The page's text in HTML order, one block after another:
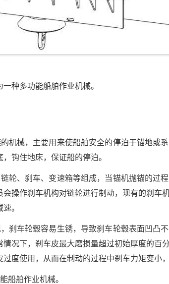
种多功能船舶作业机械。
机械，主要用来使船舶安全的停泊于锚地或
钩住地床，保证船的停泊。
轮、刹车、变速箱等组成，当锚机抛锚的过
操作刹车机构对链轮进行制动，现有的刹车
。
刹车轮毂容易生锈，导致刹车轮毂表面凹凸
况下，刹车皮最大磨损量超过初始厚度的百
度使用，从而在制动的过程中刹车力矩变小
船舶作业机械。